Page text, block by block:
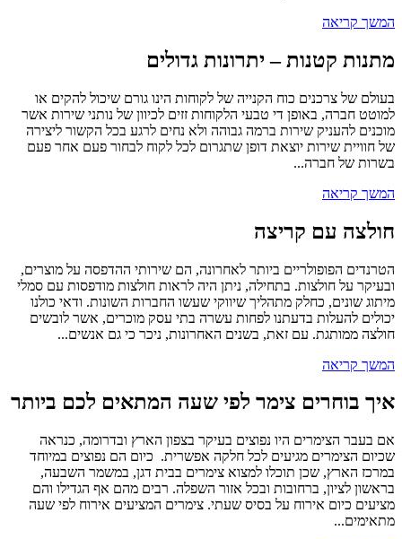
המשך קריאה
מתנות קטנות – יתרונות גדולים
בעולם של צרכנים כוח הקנייה של לקוחות הינו גורם שיכול להקים או
למוטט חברה, באופן די טבעי הלקוחות זזים לכיוון של נותני שירות אשר
מוכנים להעניק שירות ברמה גבוהה ולא נחים לרגע בכל הקשור ליצירה
של חוויית שירות יוצאת דופן שתגרום לכל לקוח לבחור פעם אחר פעם
בשרות של חברה...
המשך קריאה
חולצה עם קריצה
הטרנדים הפופולריים ביותר לאחרונה, הם שירותי ההדפסה על מוצרים,
ובעיקר על חולצות. בתחילה, ניתן היה לראות חולצות מודפסות עם סמלי
מיתוג שונים, כחלק מתהליך שיווקי שעשו החברות השונות. ודאי כולנו
יכולים להעלות בדעתנו לפחות עשרה בתי עסק מוכרים, אשר לובשים
חולצה ממותגת. עם זאת, בשנים האחרונות, ניכר כי גם אנשים...
המשך קריאה
איך בוחרים צימר לפי שעה המתאים לכם ביותר
אם בעבר הצימרים היו נפוצים בעיקר בצפון הארץ ובדרומה, כנראה
שכיום הצימרים מגיעים לכל חלקה אפשרית. כיום הם נפוצים במיוחד
במרכז הארץ, שכן תוכלו למצוא צימרים בבית דגן, במשמר השבעה,
בראשון לציון, ברחובות ובכל אזור השפלה. רבים מהם אף הגדילו והם
מציעים כיום אירוח על בסיס שעתי. צימרים המציעים אירוח לפי שעה
מתאימים...